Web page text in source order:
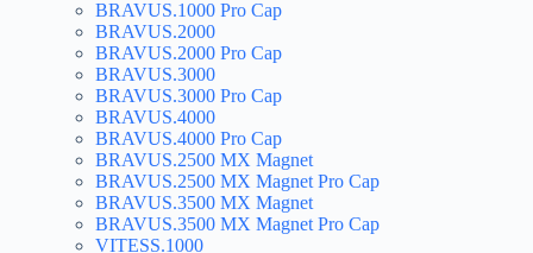
BRAVUS.1000 Pro Cap
BRAVUS.2000
BRAVUS.2000 Pro Cap
BRAVUS.3000
BRAVUS.3000 Pro Cap
BRAVUS.4000
BRAVUS.4000 Pro Cap
BRAVUS.2500 MX Magnet
BRAVUS.2500 MX Magnet Pro Cap
BRAVUS.3500 MX Magnet
BRAVUS.3500 MX Magnet Pro Cap
VITESS.1000